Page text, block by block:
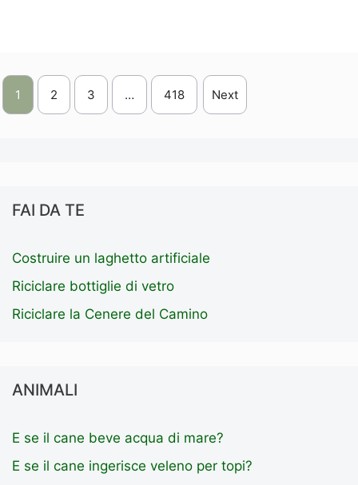
1 2 3 … 418 Next
FAI DA TE
Costruire un laghetto artificiale
Riciclare bottiglie di vetro
Riciclare la Cenere del Camino
ANIMALI
E se il cane beve acqua di mare?
E se il cane ingerisce veleno per topi?